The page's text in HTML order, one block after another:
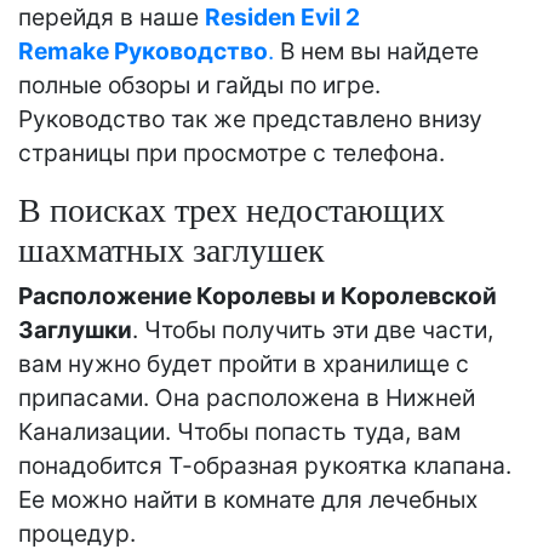
перейдя в наше Residen Evil 2
Remake Руководство. В нем вы найдете
полные обзоры и гайды по игре.
Руководство так же представлено внизу
страницы при просмотре с телефона.
В поисках трех недостающих
шахматных заглушек
Расположение Королевы и Королевской
Заглушки. Чтобы получить эти две части,
вам нужно будет пройти в хранилище с
припасами. Она расположена в Нижней
Канализации. Чтобы попасть туда, вам
понадобится Т-образная рукоятка клапана.
Ее можно найти в комнате для лечебных
процедур.